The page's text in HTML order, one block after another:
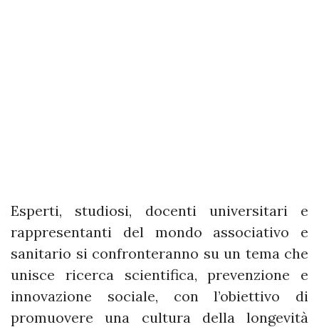
Esperti, studiosi, docenti universitari e
rappresentanti del mondo associativo e
sanitario si confronteranno su un tema che
unisce ricerca scientifica, prevenzione e
innovazione sociale, con l’obiettivo di
promuovere una cultura della longevità